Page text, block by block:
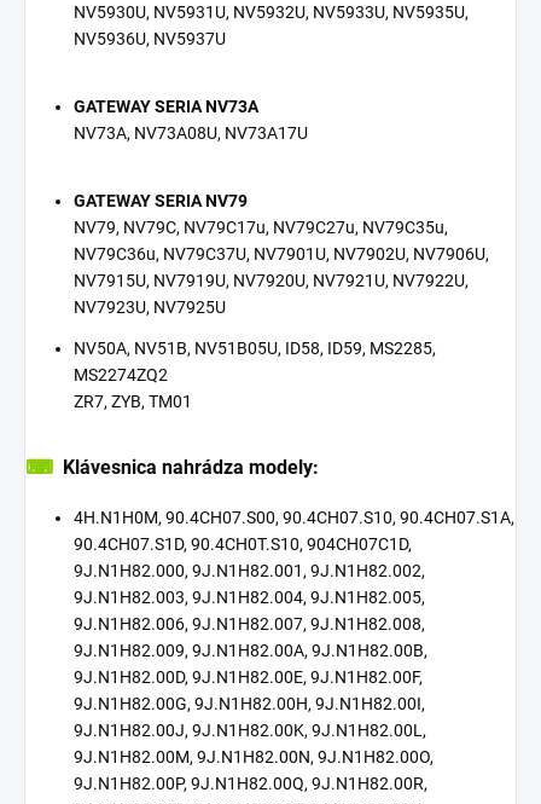
NV5930U, NV5931U, NV5932U, NV5933U, NV5935U,
NV5936U, NV5937U
GATEWAY SERIA NV73A
NV73A, NV73A08U, NV73A17U
GATEWAY SERIA NV79
NV79, NV79C, NV79C17u, NV79C27u, NV79C35u,
NV79C36u, NV79C37U, NV7901U, NV7902U, NV7906U,
NV7915U, NV7919U, NV7920U, NV7921U, NV7922U,
NV7923U, NV7925U
NV50A, NV51B, NV51B05U, ID58, ID59, MS2285,
MS2274ZQ2
ZR7, ZYB, TM01
⌨ Klávesnica nahrádza modely:
4H.N1H0M, 90.4CH07.S00, 90.4CH07.S10, 90.4CH07.S1A,
90.4CH07.S1D, 90.4CH0T.S10, 904CH07C1D,
9J.N1H82.000, 9J.N1H82.001, 9J.N1H82.002,
9J.N1H82.003, 9J.N1H82.004, 9J.N1H82.005,
9J.N1H82.006, 9J.N1H82.007, 9J.N1H82.008,
9J.N1H82.009, 9J.N1H82.00A, 9J.N1H82.00B,
9J.N1H82.00D, 9J.N1H82.00E, 9J.N1H82.00F,
9J.N1H82.00G, 9J.N1H82.00H, 9J.N1H82.00I,
9J.N1H82.00J, 9J.N1H82.00K, 9J.N1H82.00L,
9J.N1H82.00M, 9J.N1H82.00N, 9J.N1H82.00O,
9J.N1H82.00P, 9J.N1H82.00Q, 9J.N1H82.00R,